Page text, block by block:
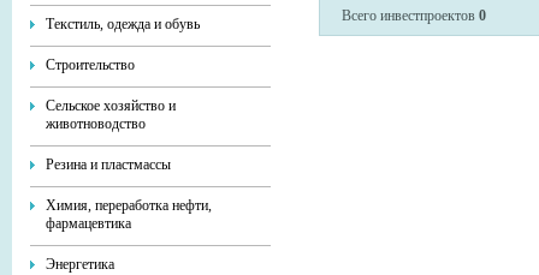
Текстиль, одежда и обувь
Строительство
Сельское хозяйство и
животноводство
Резина и пластмассы
Химия, переработка нефти,
фармацевтика
Энергетика
Всего инвестпроектов 0